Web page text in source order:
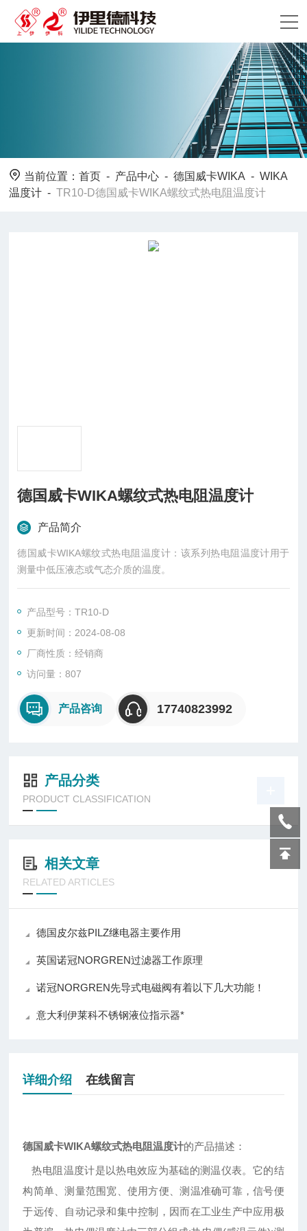
当前位置：首页 - 产品中心 -德国威卡WIKA -WIKA
温度计 -TR10-D德国威卡WIKA螺纹式热电阻温度计
德国威卡WIKA螺纹式热电阻温度计
产品简介
德国威卡WIKA螺纹式热电阻温度计：该系列热电阻温度计用于
测量中低压液态或气态介质的温度。
产品型号：TR10-D
更新时间：2024-08-08
厂商性质：经销商
访问量：807
产品咨询 17740823992
产品分类
PRODUCT CLASSIFICATION
相关文章
RELATED ARTICLES
德国皮尔兹PILZ继电器主要作用
英国诺冠NORGREN过滤器工作原理
诺冠NORGREN先导式电磁阀有着以下几大功能！
意大利伊莱科不锈钢液位指示器*
详细介绍 在线留言
德国威卡WIKA螺纹式热电阻温度计的产品描述：
热电阻温度计是以热电效应为基础的测温仪表。它的结
构简单、测量范围宽、使用方便、测温准确可靠，信号便
于远传、自动记录和集中控制，因而在工业生产中应用极